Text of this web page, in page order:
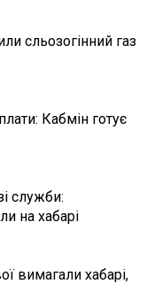
сльозогінний газ
Кабмін готує
служби:
на хабарі
вимагали хабарі,